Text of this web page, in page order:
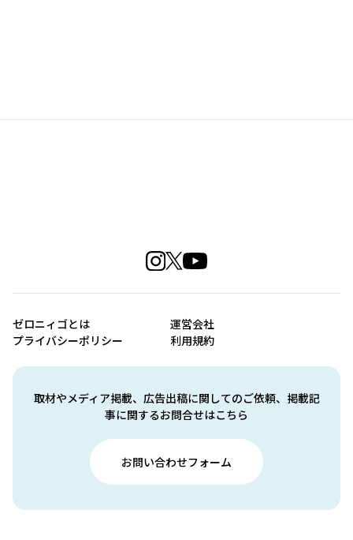
取材やメディア掲載、広告出稿に関してのご依頼、掲載記
事に関するお問合せはこちら
お問い合わせフォーム
ゼロニィゴとは
運営会社
プライバシーポリシー
利用規約